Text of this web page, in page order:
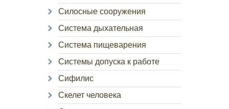
Силосные сооружения
Система дыхательная
Система пищеварения
Системы допуска к работе
Сифилис
Скелет человека